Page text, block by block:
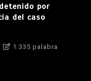
por
del caso
1.335 palabra